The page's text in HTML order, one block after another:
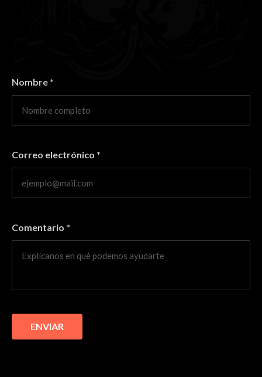
Nombre *
Correo electrónico *
Comentario *
ENVIAR